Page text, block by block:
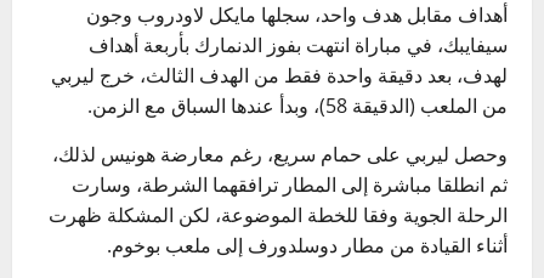
أهداف مقابل هدف واحد، سجلها مايكل لاودروب وجون
سيفايبك، في مباراة انتهت بفوز الدنمارك بأربعة أهداف
لهدف، بعد دقيقة واحدة فقط من الهدف الثالث، خرج ليربي
من الملعب (الدقيقة 58)، وبدأ عندها السباق مع الزمن.
وحصل ليربي على حمام سريع، رغم معارضة هونيس لذلك،
ثم انطلقا مباشرة إلى المطار ترافقهما الشرطة، وسارت
الرحلة الجوية وفقا للخطة الموضوعة، لكن المشكلة ظهرت
أثناء القيادة من مطار دوسلدورف إلى ملعب بوخوم.